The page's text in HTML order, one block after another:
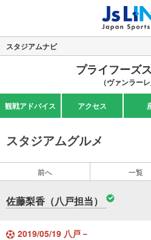
スタジアムナビ
プライフーズ
（ヴァンラーレ
観戦アドバイス アクセス
スタジアムグルメ
前へ 一覧
佐藤梨香（八戸担当）
2019/05/19 八戸－